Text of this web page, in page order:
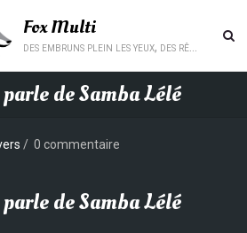
Fox Multi
des embruns plein les yeux, des rêves plein la tête.
de Samba Lélé
0 commentaire
de Samba Lélé